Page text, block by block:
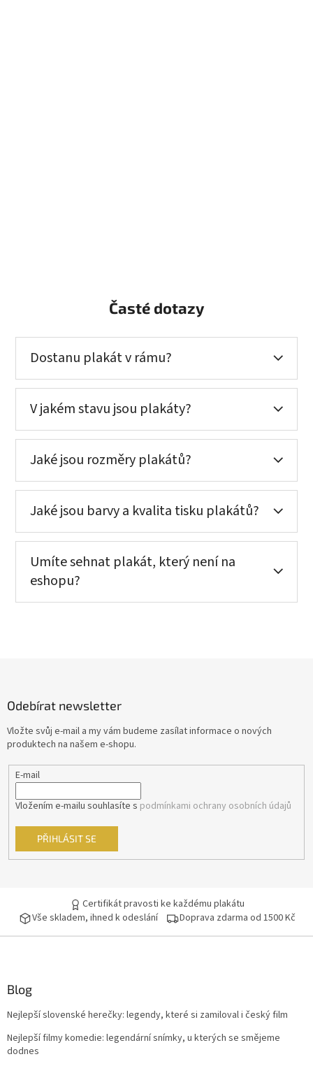
Časté dotazy
Dostanu plakát v rámu?
V jakém stavu jsou plakáty?
Jaké jsou rozměry plakátů?
Jaké jsou barvy a kvalita tisku plakátů?
Umíte sehnat plakát, který není na
eshopu?
Odebírat newsletter
Vložte svůj e-mail a my vám budeme zasílat informace o nových
produktech na našem e-shopu.
E-mail
Vložením e-mailu souhlasíte s podmínkami ochrany osobních údajů
PŘIHLÁSIT SE
Certifikát pravosti ke každému plakátu
Vše skladem, ihned k odeslání
Doprava zdarma od 1500 Kč
Blog
Nejlepší slovenské herečky: legendy, které si zamiloval i český film
Nejlepší filmy komedie: legendární snímky, u kterých se smějeme
dodnes